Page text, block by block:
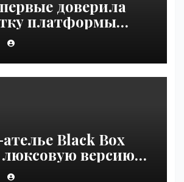
доверила
платформы
компании Tata
| VseTime.ru
Black Box
люксовую версию
70 | VseTime.ru